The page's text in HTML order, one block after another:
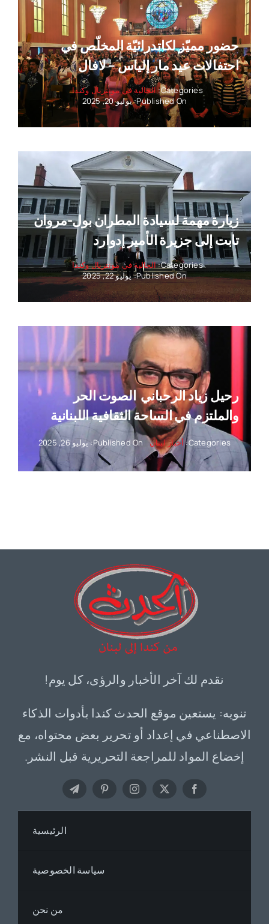
حضور مميّز لكاتدرائيّة المخلّص في
احتفالات عيد مار إلياس – لافال
Categories: الجالية في مونتريال وكندا
Published On: يوليو 20, 2025
زيارة مهمة لسيادة المطران بول-مروان
تابت إلى جزيرة الأمير إدوارد
Categories: الجالية في مونتريال وكندا
Published On: يوليو 22, 2025
رحيل زياد الرحباني ‏ الصوت الحر
والملتزم في الساحة الثقافية اللبنانية
Categories: أخبار لبنان Published On: يوليو 26, 2025
نقدم لك آخر الأخبار والرؤى، كل يوم!
تنويه: يستعين موقع الحدث كندا بأدوات الذكاء
الاصطناعي في إعداد أو تحرير بعض محتواه، مع
إخضاع المواد للمراجعة التحريرية قبل النشر.
الرئيسية
سياسة الخصوصية
من نحن